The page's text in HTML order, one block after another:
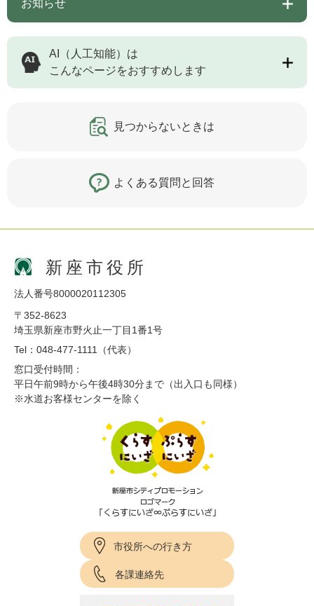
お知らせ
AI（人工知能）は
こんなページをおすすめします
見つからないときは
よくある質問と回答
新座市役所
法人番号8000020112305
〒352-8623
埼玉県新座市野火止一丁目1番1号
Tel：048-477-1111（代表）
窓口受付時間：
平日午前9時から午後4時30分まで（出入口も同様）
※水道お客様センターを除く
市役所への行き方
各課連絡先